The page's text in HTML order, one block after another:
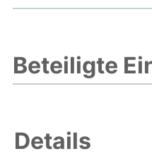
Beteiligte
Details